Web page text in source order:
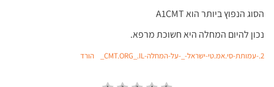
הסוג הנפוץ ביותר הוא A1CMT
נכון להיום המחלה היא חשוכת מרפא.
2.-עמותת-סי.אמ.טי-ישראל-_-על-המחלה-CMT.ORG_.IL_ הורד